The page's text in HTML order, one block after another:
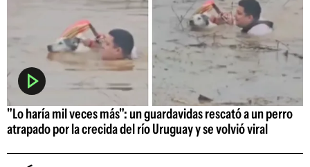
"Lo haría mil veces más": un guardavidas rescató a un perro
atrapado por la crecida del río Uruguay y se volvió viral